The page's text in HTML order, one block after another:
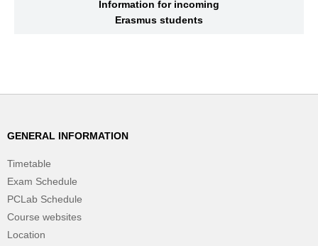
Information for incoming
Erasmus students
GENERAL INFORMATION
Timetable
Exam Schedule
PCLab Schedule
Course websites
Location